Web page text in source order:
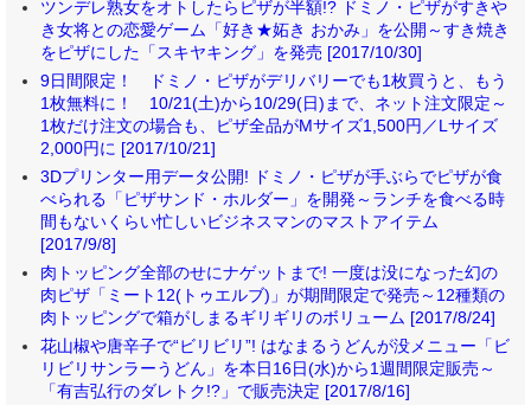
ツンデレ熟女をオトしたらピザが半額!? ドミノ・ピザがすきや
き女将との恋愛ゲーム「好き★妬き おかみ」を公開～すき焼き
をピザにした「スキヤキング」を発売 [2017/10/30]
9日間限定！ ドミノ・ピザがデリバリーでも1枚買うと、もう
1枚無料に！ 10/21(土)から10/29(日)まで、ネット注文限定～
1枚だけ注文の場合も、ピザ全品がMサイズ1,500円／Lサイズ
2,000円に [2017/10/21]
3Dプリンター用データ公開! ドミノ・ピザが手ぶらでピザが食
べられる「ピザサンド・ホルダー」を開発～ランチを食べる時
間もないくらい忙しいビジネスマンのマストアイテム
[2017/9/8]
肉トッピング全部のせにナゲットまで! 一度は没になった幻の
肉ピザ「ミート12(トゥエルブ)」が期間限定で発売～12種類の
肉トッピングで箱がしまるギリギリのボリューム [2017/8/24]
花山椒や唐辛子で“ビリビリ”! はなまるうどんが没メニュー「ビ
リビリサンラーうどん」を本日16日(水)から1週間限定販売～
「有吉弘行のダレトク!?」で販売決定 [2017/8/16]